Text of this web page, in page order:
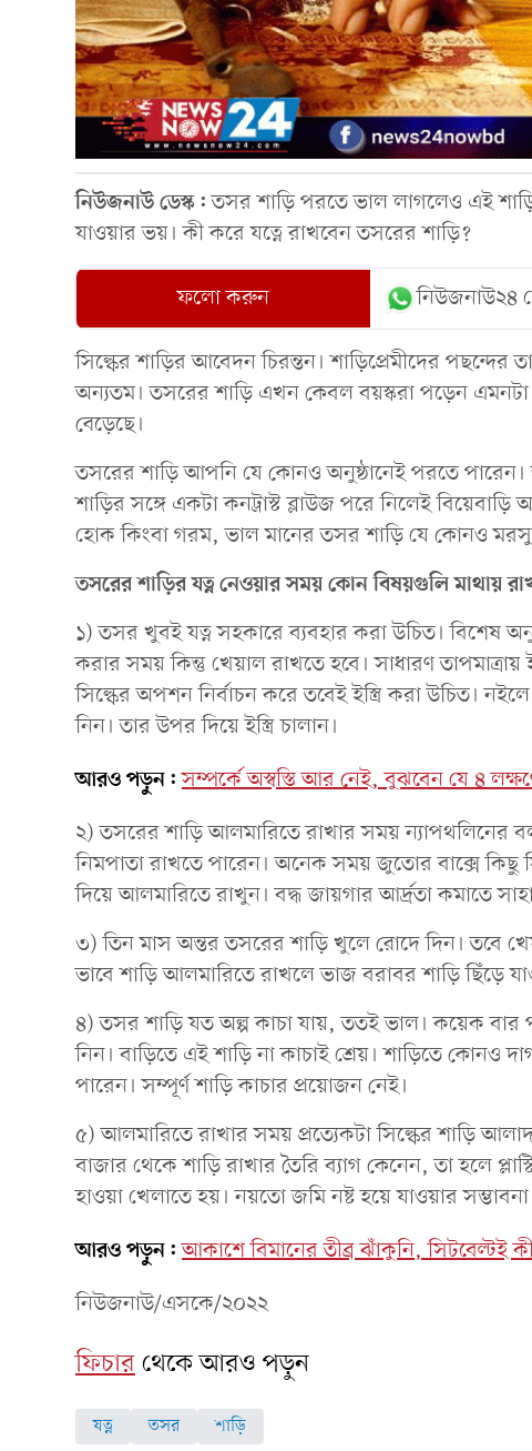
নিউজনাউ ডেস্ক:তসর শাড়ি পরতে ভাল লাগলেও এই
যাওয়ার ভয়। কী করে যত্নে রাখবেন তসরের শাড়ি?
ফলো করুন নিউজনাউ২৪
সিল্কের শাড়ির আবেদন চিরন্তন। শাড়িপ্রেমীদের পছন্দের
অন্যতম। তসরের শাড়ি এখন কেবল বয়স্করা পড়েন
বেড়েছে।
তসরের শাড়ি আপনি যে কোনও অনুষ্ঠানেই পরতে
শাড়ির সঙ্গে একটা কনট্রাস্ট ব্লাউজ পরে নিলেই
হোক কিংবা গরম, ভাল মানের তসর শাড়ি যে কোনও
তসরের শাড়ির যত্ন নেওয়ার সময় কোন বিষয়গুলি মাথায়
১) তসর খুবই যত্ন সহকারে ব্যবহার করা উচিত। বিশেষ
করার সময় কিন্তু খেয়াল রাখতে হবে। সাধারণ তাপমাত্রায়
সিল্কের অপশন নির্বাচন করে তবেই ইস্ত্রি করা উচিত।
নিন। তার উপর দিয়ে ইস্ত্রি চালান।
আরও পড়ুন: সম্পর্কে অস্বস্তি আর নেই, বুঝবেন যে ৪
২) তসরের শাড়ি আলমারিতে রাখার সময় ন্যাপথলিনের
নিমপাতা রাখতে পারেন। অনেক সময় জুতোর বাক্সে কিছু
দিয়ে আলমারিতে রাখুন। বদ্ধ জায়গার আর্দ্রতা কমাতে
৩) তিন মাস অন্তর তসরের শাড়ি খুলে রোদে দিন। তবে
ভাবে শাড়ি আলমারিতে রাখলে ভাজ বরাবর শাড়ি ছিঁড়ে
৪) তসর শাড়ি যত অল্প কাচা যায়, ততই ভাল। কয়েক বার
নিন। বাড়িতে এই শাড়ি না কাচাই শ্রেয়। শাড়িতে
পারেন। সম্পূর্ণ শাড়ি কাচার প্রয়োজন নেই।
৫) আলমারিতে রাখার সময় প্রত্যেকটা সিল্কের শাড়ি
বাজার থেকে শাড়ি রাখার তৈরি ব্যাগ কেনেন, তা হলে
হাওয়া খেলাতে হয়। নয়ত‌ো জমি নষ্ট হয়ে যাওয়ার সম্ভাবনা
আরও পড়ুন: আকাশে বিমানের তীব্র ঝাঁকুনি, সিটবেল্টই
নিউজনাউ/এসকে/২০২২
ফিচারথেকে আরও পড়ুন
যত্ন তসর শাড়ি